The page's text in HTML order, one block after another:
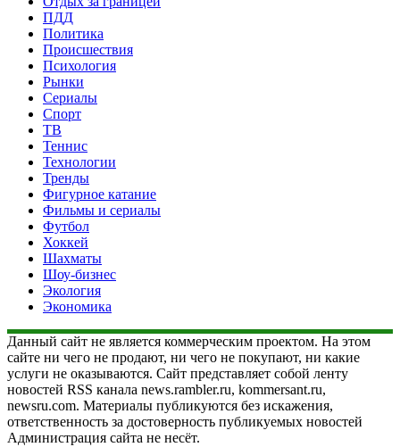
ПДД
Политика
Происшествия
Психология
Рынки
Сериалы
Спорт
ТВ
Теннис
Технологии
Тренды
Фигурное катание
Фильмы и сериалы
Футбол
Хоккей
Шахматы
Шоу-бизнес
Экология
Экономика
Данный сайт не является коммерческим проектом. На этом
сайте ни чего не продают, ни чего не покупают, ни какие
услуги не оказываются. Сайт представляет собой ленту
новостей RSS канала news.rambler.ru, kommersant.ru,
newsru.com. Материалы публикуются без искажения,
ответственность за достоверность публикуемых новостей
Администрация сайта не несёт.